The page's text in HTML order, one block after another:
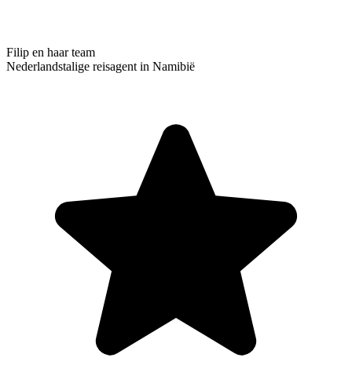
Filip en haar team
Nederlandstalige reisagent in Namibië